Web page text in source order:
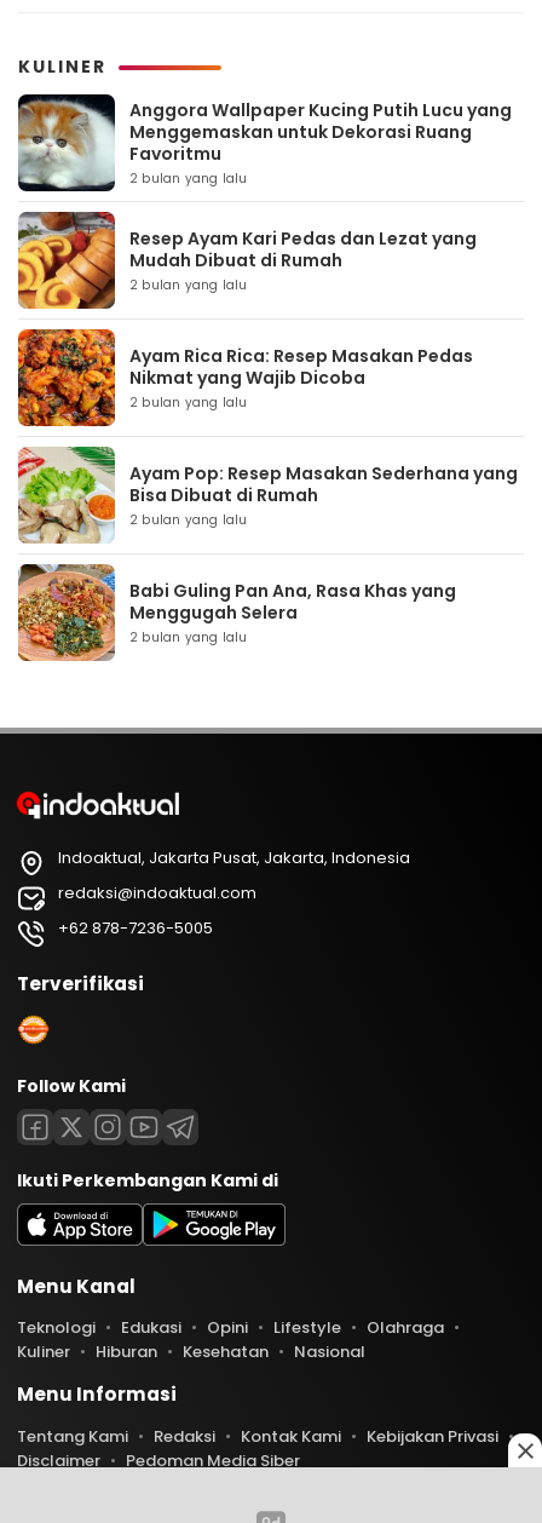
KULINER
Anggora Wallpaper Kucing Putih Lucu yang
Menggemaskan untuk Dekorasi Ruang
Favoritmu
2 bulan yang lalu
Resep Ayam Kari Pedas dan Lezat yang
Mudah Dibuat di Rumah
2 bulan yang lalu
Ayam Rica Rica: Resep Masakan Pedas
Nikmat yang Wajib Dicoba
2 bulan yang lalu
Ayam Pop: Resep Masakan Sederhana yang
Bisa Dibuat di Rumah
2 bulan yang lalu
Babi Guling Pan Ana, Rasa Khas yang
Menggugah Selera
2 bulan yang lalu
Indoaktual, Jakarta Pusat, Jakarta, Indonesia
redaksi@indoaktual.com
+62 878-7236-5005
Terverifikasi
Follow Kami
Ikuti Perkembangan Kami di
Menu Kanal
Teknologi Edukasi Opini Lifestyle
Olahraga
Kuliner
Hiburan Kesehatan Nasional
Menu Informasi
Tentang Kami Redaksi Kontak Kami
Kebijakan Privasi
Disclaimer
Pedoman Media Siber